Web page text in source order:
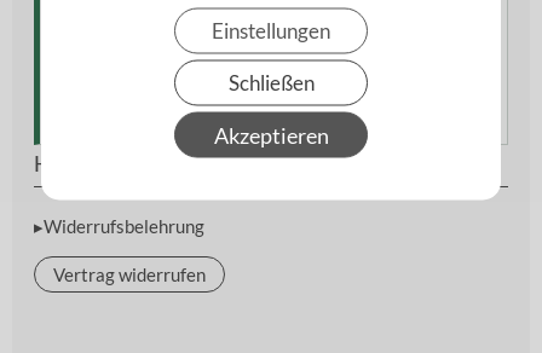
Einstellungen
Schließen
Akzeptieren
Ein besonders starkes Panzerband für professionelle
Anwendungen und anspruchsvolle Reparaturen. Ideal,
wenn maximale Haftung und Belastbarkeit gefordert
Hersteller
▸Widerrufsbelehrung
Vertrag widerrufen